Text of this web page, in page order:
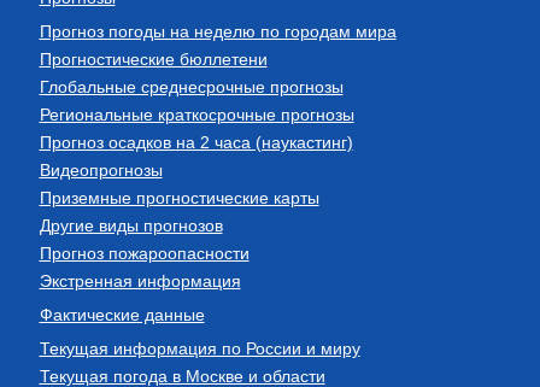
Прогноз погоды на неделю по городам мира
Прогностические бюллетени
Глобальные среднесрочные прогнозы
Региональные краткосрочные прогнозы
Прогноз осадков на 2 часа (наукастинг)
Видеопрогнозы
Приземные прогностические карты
Другие виды прогнозов
Прогноз пожароопасности
Экстренная информация
Фактические данные
Текущая информация по России и миру
Текущая погода в Москве и области